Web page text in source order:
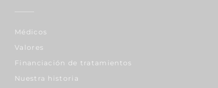
Médicos
Valores
Financiación de tratamientos
Nuestra historia